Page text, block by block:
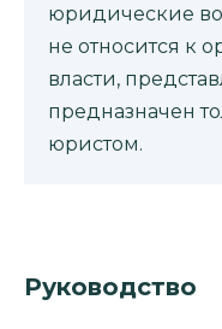
юридические
не относится к
власти,
предназначен
юристом.
Руководство